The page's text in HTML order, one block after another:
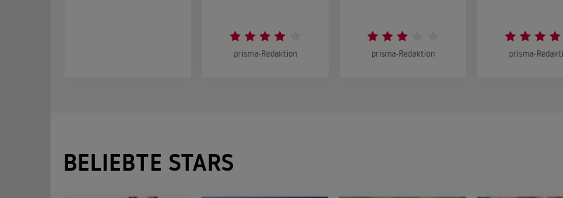
prisma-Redaktion prisma-Redaktion prisma-
BELIEBTE STARS